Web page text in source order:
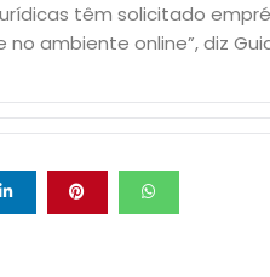
têm solicitado
ambiente online”, diz